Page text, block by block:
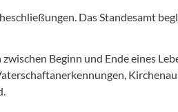
Das Standesamt
Beginn und Ende eines